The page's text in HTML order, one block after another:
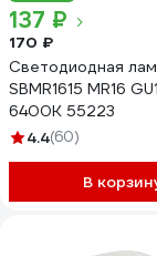
137 ₽
170 ₽
Светодиодная
SBMR1615 MR16
6400K 55223
4.4(60)
В